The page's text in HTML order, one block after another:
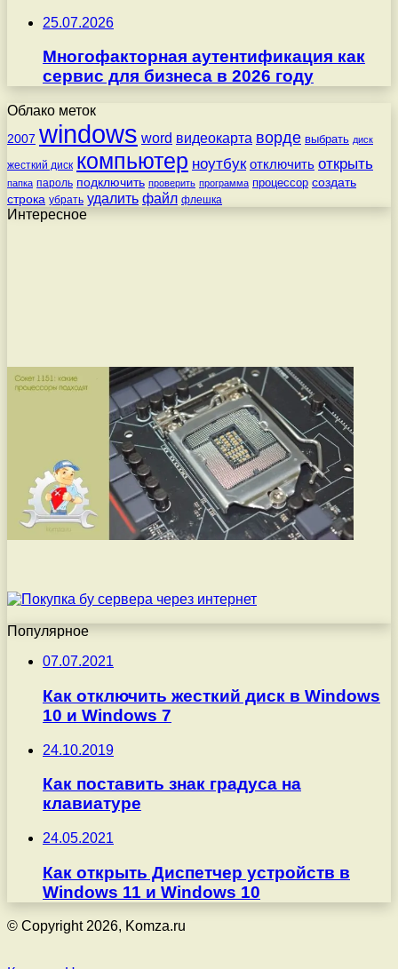
25.07.2026
Многофакторная аутентификация как
сервис для бизнеса в 2026 году
Облако меток
2007 windows word видеокарта ворде выбрать диск
жесткий диск компьютер ноутбук отключить открыть
папка пароль подключить проверить программа процессор создать
строка убрать удалить файл флешка
Интересное
Популярное
07.07.2021
Как отключить жесткий диск в Windows
10 и Windows 7
24.10.2019
Как поставить знак градуса на
клавиатуре
24.05.2021
Как открыть Диспетчер устройств в
Windows 11 и Windows 10
© Copyright 2026, Komza.ru